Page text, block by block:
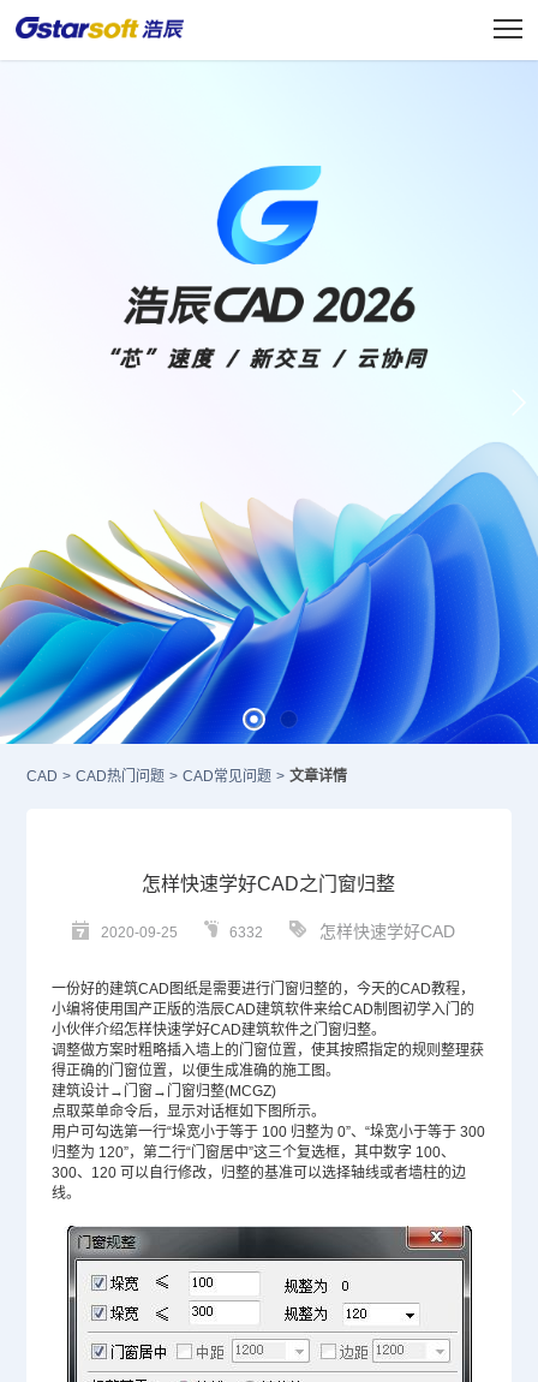
CAD > CAD热门问题 > CAD常见问题 > 文章详情
怎样快速学好CAD之门窗归整
2020-09-25 6332 怎样快速学好CAD
一份好的建筑CAD 图纸是需要进行门窗归整的，今天的CAD教程，
小编将使用国产正版的浩辰CAD建筑软件来给CAD制图初学入门的
小伙伴介绍怎样快速学好CAD建筑软件之门窗归整。
调整做方案时粗略插入墙上的门窗位置，使其按照指定的规则整理获
得正确的门窗位置，以便生成准确的施工图。
建筑设计→门窗→门窗归整(MCGZ)
点取菜单命令后，显示对话框如下图所示。
用户可勾选第一行“垛宽小于等于 100 归整为 0”、“垛宽小于等于 300
归整为 120”，第二行“门窗居中”这三个复选框，其中数字 100、
300、120 可以自行修改，归整的基准可以选择轴线或者墙柱的边
线。